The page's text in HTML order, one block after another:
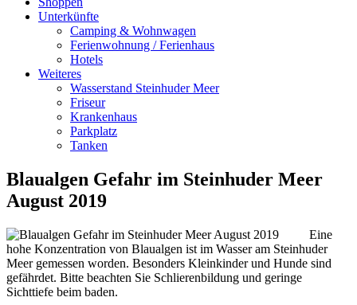
Unterkünfte
Camping & Wohnwagen
Ferienwohnung / Ferienhaus
Hotels
Weiteres
Wasserstand Steinhuder Meer
Friseur
Krankenhaus
Parkplatz
Tanken
Blaualgen Gefahr im Steinhuder Meer
August 2019
Eine
hohe Konzentration von Blaualgen ist im Wasser am Steinhuder
Meer gemessen worden. Besonders Kleinkinder und Hunde sind
gefährdet. Bitte beachten Sie Schlierenbildung und geringe
Sichttiefe beim baden.